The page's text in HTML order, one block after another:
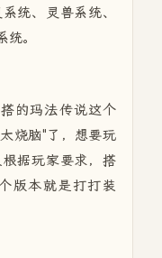
统、灵兽系统、
。
的玛法传说这个
烧脑"了，想要玩
据玩家要求，搭
版本就是打打装